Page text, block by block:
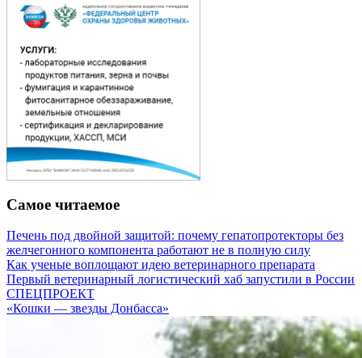
Самое читаемое
Печень под двойной защитой: почему гепатопротекторы без
желчегонного компонента работают не в полную силу
Как ученые воплощают идею ветеринарного препарата
Первый ветеринарный логистический хаб запустили в России
СПЕЦПРОЕКТ
«Кошки — звезды Донбасса»